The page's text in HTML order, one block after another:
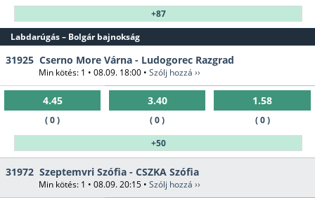
+87
Labdarúgás – Bolgár bajnokság
31925 Cserno More Várna - Ludogorec Razgrad
Min kötés: 1 • 08.09. 18:00 • Szólj hozzá ››
4.45
( 0 )
3.40
( 0 )
1.58
( 0 )
+50
31972 Szeptemvri Szófia - CSZKA Szófia
Min kötés: 1 • 08.09. 20:15 • Szólj hozzá ››